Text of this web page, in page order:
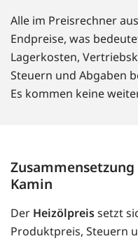
Alle im Preisrechner
Endpreise, was
Lagerkosten,
Steuern und Abgaben
Es kommen keine
Kamin
Der Heizölpreissetzt
Produktpreis, Steuern